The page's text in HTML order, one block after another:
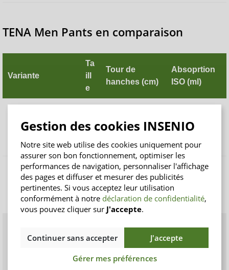
TENA Men Pants en comparaison
Variante
Ta
ill
e
Tour de
hanches (cm)
Absoprtion
ISO (ml)
Active Fit Pants
Normal Gris
L/
XL
75 - 105
95 - 130
850
850
Active Fit Pants
Plus Bleu
S/
M
L/
XL
75 - 105
95 - 130
1.010
1.010
Premium Fit Pants
M
XL
75 - 105
95 - 130
1.430
1.430
Gestion des cookies INSENIO
Notre site web utilise des cookies uniquement pour
assurer son bon fonctionnement, optimiser les
performances de navigation, personnaliser l'affichage
des pages et diffuser et mesurer des publicités
pertinentes. Si vous acceptez leur utilisation
conformément à notre déclaration de confidentialité,
vous pouvez cliquer sur J'accepte.
Continuer sans accepter
J'accepte
Gérer mes préférences